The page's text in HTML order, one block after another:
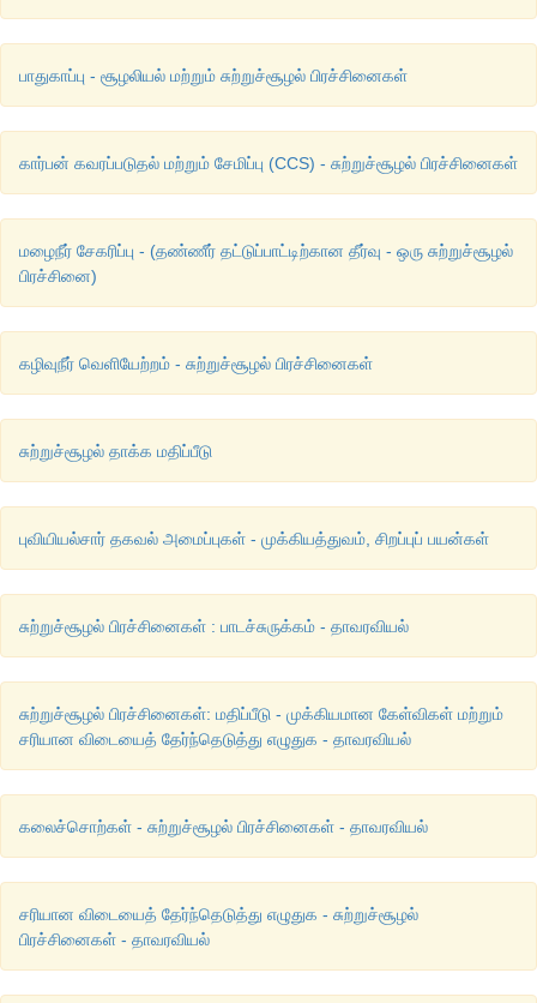
பாதுகாப்பு - சூழலியல் மற்றும் சுற்றுச்சூழல் பிரச்சினைகள்
கார்பன் கவரப்படுதல் மற்றும் சேமிப்பு (CCS) - சுற்றுச்சூழல் பிரச்சினைகள்
மழைநீர் சேகரிப்பு - (தண்ணீர் தட்டுப்பாட்டிற்கான தீர்வு - ஒரு சுற்றுச்சூழல்
பிரச்சினை)
கழிவுநீர் வெளியேற்றம் - சுற்றுச்சூழல் பிரச்சினைகள்
சுற்றுச்சூழல் தாக்க மதிப்பீடு
புவியியல்சார் தகவல் அமைப்புகள் - முக்கியத்துவம், சிறப்புப் பயன்கள்
சுற்றுச்சூழல் பிரச்சினைகள் : பாடச்சுருக்கம் - தாவரவியல்
சுற்றுச்சூழல் பிரச்சினைகள்: மதிப்பீடு - முக்கியமான கேள்விகள் மற்றும்
சரியான விடையைத் தேர்ந்தெடுத்து எழுதுக - தாவரவியல்
கலைச்சொற்கள் - சுற்றுச்சூழல் பிரச்சினைகள் - தாவரவியல்
சரியான விடையைத் தேர்ந்தெடுத்து எழுதுக - சுற்றுச்சூழல்
பிரச்சினைகள் - தாவரவியல்